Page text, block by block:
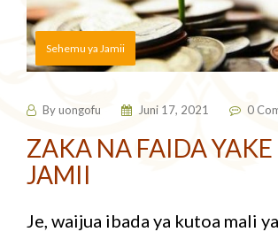
Sehemu ya Jamii
Byuongofu Juni 17, 2021 0
ZAKA NA FAIDA
JAMII
Je, waijua ibada ya kutoa mali